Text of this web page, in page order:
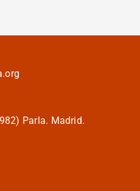
Parla. Madrid.